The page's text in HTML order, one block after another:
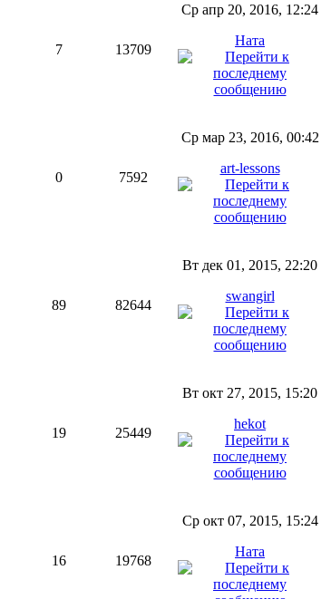
7 13709
Ср апр 20, 2016, 12:24
Ната
0 7592
Ср мар 23, 2016, 00:42
art-lessons
89 82644
Вт дек 01, 2015, 22:20
swangirl
19 25449
Вт окт 27, 2015, 15:20
hekot
16 19768
Ср окт 07, 2015, 15:24
Ната